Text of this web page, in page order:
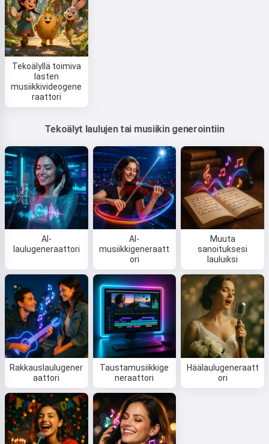
Tekoälyllä toimiva
lasten
musiikkivideogene
raattori
Tekoälyt laulujen tai musiikin generointiin
AI-
laulugeneraattori
AI-
musiikkigeneraatt
ori
Muuta
sanoituksesi
lauluiksi
Rakkauslaulugener
aattori
Taustamusiikkige
neraattori
Häälaulugeneraatt
ori